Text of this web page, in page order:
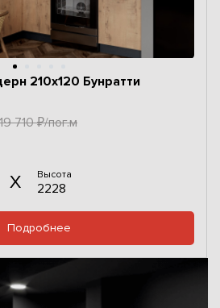
210x120 Бунратти
19 710 ₽/пог.м
Высота
2228
Подробнее